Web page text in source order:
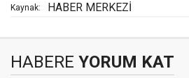
Kaynak: HABER MERKEZİ
HABERE YORUM KAT